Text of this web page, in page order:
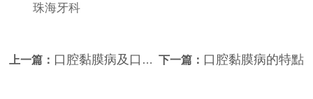
珠海牙科
上一篇： 口腔黏膜病及口腔黏膜病科 下一篇： 口腔黏膜病的特點